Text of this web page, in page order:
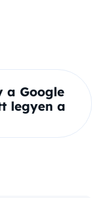
Google
legyen a